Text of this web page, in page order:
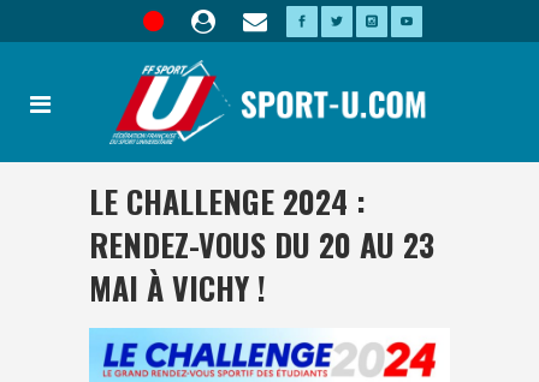
LE CHALLENGE 2024 :
RENDEZ-VOUS DU 20 AU 23
MAI À VICHY !